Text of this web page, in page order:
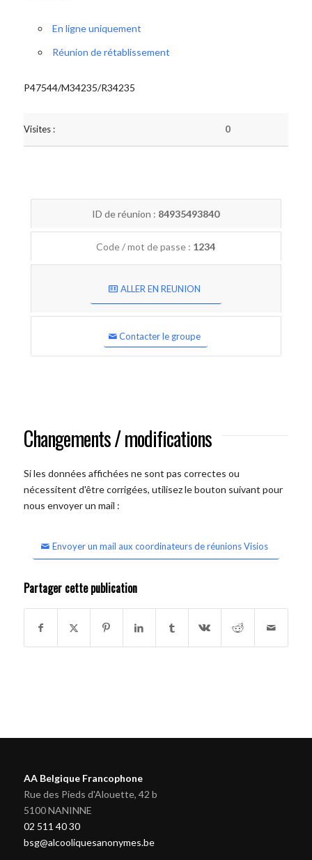
En ligne uniquement
Réunion de rétablissement
P47544/M34235/R34235
Visites : 0
ID de réunion : 84935493840
Code / mot de passe : 1234
ALLER EN REUNION
Contacter le groupe
Changements / modifications
Si les données affichées ne sont pas correctes ou
nécessitent d'être corrigées, utilisez le bouton suivant pour
nous envoyer un mail :
Envoyer un mail aux coordinateurs de réunions Visios
Partager cette publication
AA Belgique Francophone
Rue des Pieds d'Alouette, 42 b
5100 NANINNE
02 511 40 30
bsg@alcooliquesanonymes.be